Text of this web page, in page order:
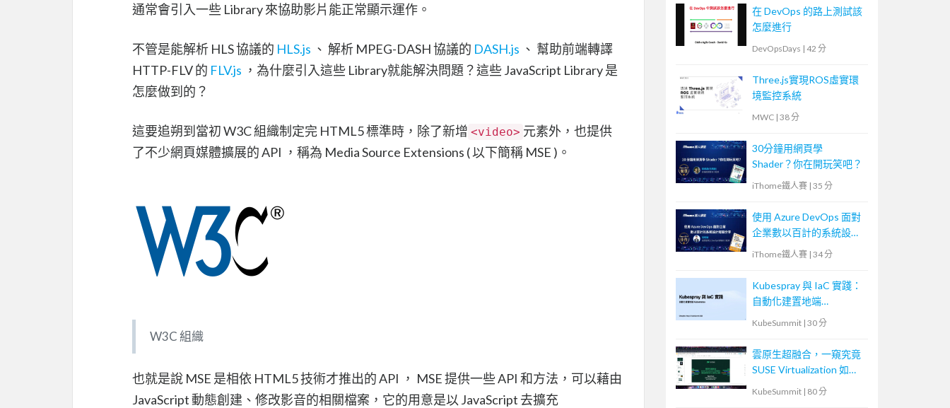
通常會引入一些 Library 來協助影片能正常顯示運作。
不管是能解析 HLS 協議的 HLS.js 、 解析 MPEG-DASH 協議的 DASH.js 、 幫助前端轉譯
HTTP-FLV 的 FLV.js ，為什麼引入這些 Library就能解決問題？這些 JavaScript Library 是
怎麼做到的？
這要追朔到當初 W3C 組織制定完 HTML5 標準時，除了新增 <video> 元素外，也提供
了不少網頁媒體擴展的 API ，稱為 Media Source Extensions ( 以下簡稱 MSE )。
W3C 組織
也就是說 MSE 是相依 HTML5 技術才推出的 API ， MSE 提供一些 API 和方法，可以藉由
JavaScript 動態創建、修改影音的相關檔案，它的用意是以 JavaScript 去擴充
在 DevOps 的路上測試該
怎麼進行
DevOpsDays | 42 分
Three.js實現ROS虛實環
境監控系統
MWC | 38 分
30分鐘用網頁學
Shader？你在開玩笑吧？
iThome鐵人賽 | 35 分
使用 Azure DevOps 面對
企業數以百計的系統設計
經驗分享
iThome鐵人賽 | 34 分
Kubespray 與 IaC 實踐：
自動化建置地端
KubeSummit | 30 分
雲原生超融合，一窺究竟
SUSE Virtualization 如何
解決傳統應用與現代化雲
KubeSummit | 80 分